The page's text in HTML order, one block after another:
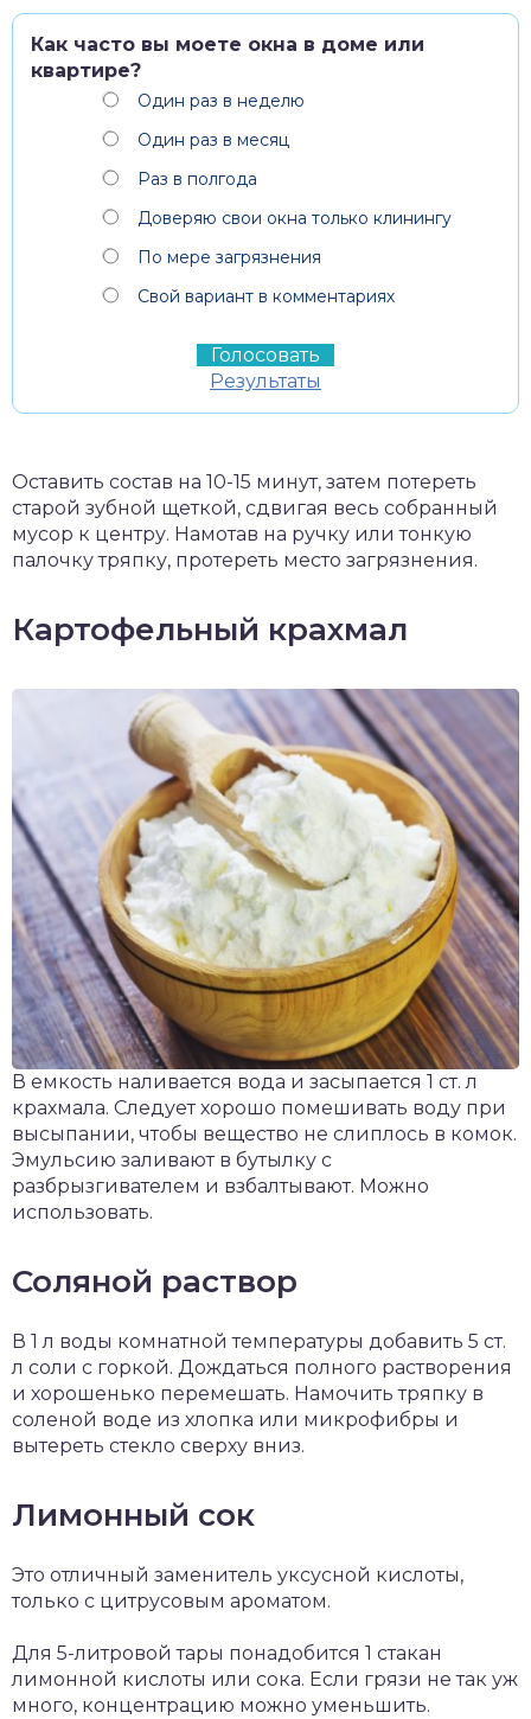
Как часто вы моете окна в доме или
квартире?
Один раз в неделю
Один раз в месяц
Раз в полгода
Доверяю свои окна только клинингу
По мере загрязнения
Свой вариант в комментариях
Результаты
Оставить состав на 10-15 минут, затем потереть
старой зубной щеткой, сдвигая весь собранный
мусор к центру. Намотав на ручку или тонкую
палочку тряпку, протереть место загрязнения.
Картофельный крахмал
В емкость наливается вода и засыпается 1 ст. л
крахмала. Следует хорошо помешивать воду при
высыпании, чтобы вещество не слиплось в комок.
Эмульсию заливают в бутылку с
разбрызгивателем и взбалтывают. Можно
использовать.
Соляной раствор
В 1 л воды комнатной температуры добавить 5 ст.
л соли с горкой. Дождаться полного растворения
и хорошенько перемешать. Намочить тряпку в
соленой воде из хлопка или микрофибры и
вытереть стекло сверху вниз.
Лимонный сок
Это отличный заменитель уксусной кислоты,
только с цитрусовым ароматом.
Для 5-литровой тары понадобится 1 стакан
лимонной кислоты или сока. Если грязи не так уж
много, концентрацию можно уменьшить.